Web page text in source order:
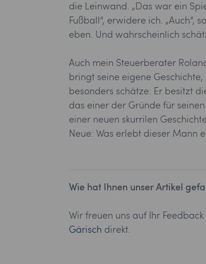
die Leinwand. „Das war ein
Fußball“, erwidere ich. „Auch“,
eben. Und wahrscheinlich
Auch mein Steuerberater
bringt seine eigene
besonders schätze: Er besitzt
das einer der Gründe für
einer neuen skurrilen
Neue: Was erlebt dieser Mann
Wie hat Ihnen unser Artikel
Wir freuen uns auf Ihr
Gärisch direkt.